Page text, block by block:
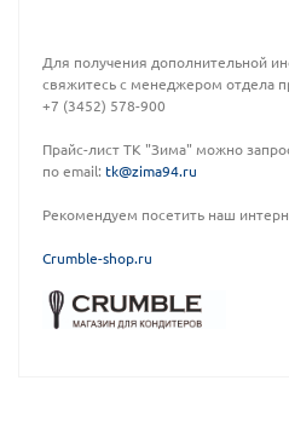
Для получения дополнительной
свяжитесь с менеджером отдела
+7 (3452) 578-900
Прайс-лист ТК "Зима" можно
по email: tk@zima94.ru
Рекомендуем посетить наш
Crumble-shop.ru